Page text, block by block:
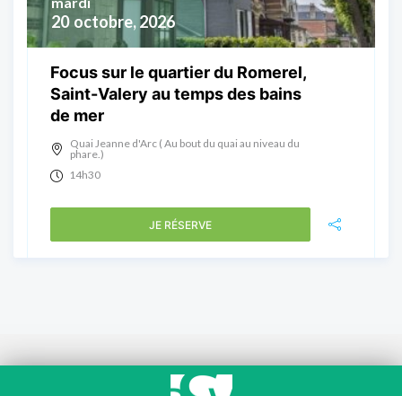
20 octobre, 2026
Focus sur le quartier du Romerel,
Saint-Valery au temps des bains
de mer
Quai Jeanne d'Arc ( Au bout du quai au niveau du
phare.)
14h30
JE RÉSERVE